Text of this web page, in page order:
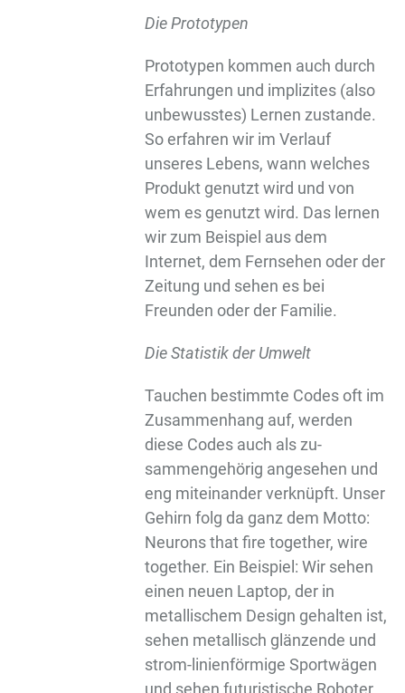
Die Prototypen
Prototypen kommen auch durch
Erfahrungen und implizites (also
unbewusstes) Lernen zustande.
So erfahren wir im Verlauf
unseres Lebens, wann welches
Produkt genutzt wird und von
wem es genutzt wird. Das lernen
wir zum Beispiel aus dem
Internet, dem Fernsehen oder der
Zeitung und sehen es bei
Freunden oder der Familie.
Die Statistik der Umwelt
Tauchen bestimmte Codes oft im
Zusammenhang auf, werden
diese Codes auch als zu-
sammengehörig angesehen und
eng miteinander verknüpft. Unser
Gehirn folg da ganz dem Motto:
Neurons that fire together, wire
together. Ein Beispiel: Wir sehen
einen neuen Laptop, der in
metallischem Design gehalten ist,
sehen metallisch glänzende und
strom-linienförmige Sportwägen
und sehen futuristische Roboter,